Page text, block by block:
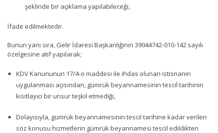
şeklinde bir açıklama yapılabileceği,
İfade edilmektedir.
Bunun yanı sıra, Gelir İdaresi Başkanlığının 39044742-010-142 sayılı
özelgesine atıf yapılarak;
KDV Kanununun 17/4-ö maddesi ile ihdas olunan istisnanın
uygulanması açısından, gümrük beyannamesinin tescil tarihinin
kısıtlayıcı bir unsur teşkil etmediği,
Dolayısıyla, gümrük beyannamesinin tescil tarihine kadar verilen
söz konusu hizmetlerin gümrük beyannamesi tescil edildikten